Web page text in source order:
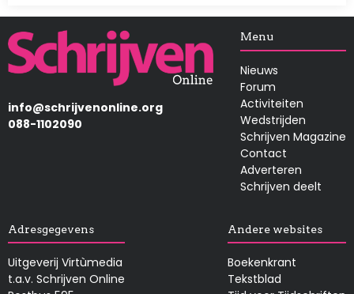
Afbeelding
info@schrijvenonline.org
088-1102090
Menu
Nieuws
Forum
Activiteiten
Wedstrijden
Schrijven Magazine
Contact
Adverteren
Schrijven deelt
Adresgegevens
Uitgeverij Virtùmedia
t.a.v. Schrijven Online
Andere websites
Boekenkrant
Tekstblad